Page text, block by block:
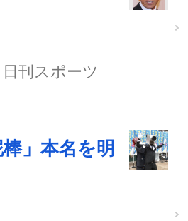
日刊スポーツ
」本名を明